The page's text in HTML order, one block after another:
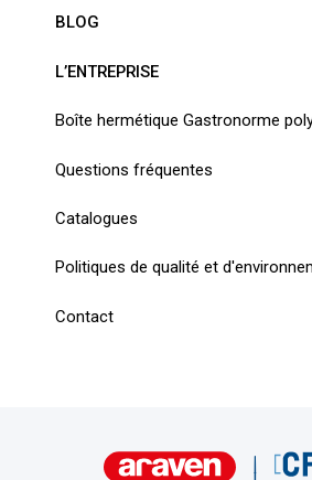
BLOG
L’ENTREPRISE
Boîte hermétique Gastronorme
Questions fréquentes
Catalogues
Politiques de qualité et
Contact